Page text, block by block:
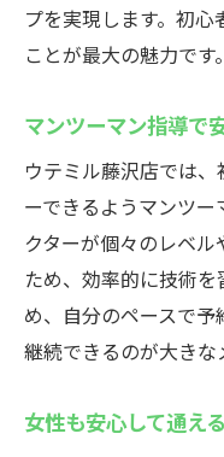
マンツーマ
が可能
解説
女性やシニ
藤沢の手軽なゴ
インドアゴ
アップを実現
駅近で手軽
自分のペー
湘南ゴルフ
解説
プを実現します。初
ことが最大の魅力です。
マンツーマン指導で
ウテミル藤沢店では
ーできるようマンツ
クターが個々のレベ
ため、効率的に技術
め、自分のペースで
継続できるのが大きな
女性も安心して通え